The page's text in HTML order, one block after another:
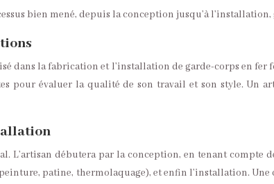
bien mené, depuis la conception jusqu’à
la fabrication et l’installation de garde-corps en fer
pour évaluer la qualité de son travail et son style. Un
débutera par la conception, en tenant compte
patine, thermolaquage), et enfin l’installation.